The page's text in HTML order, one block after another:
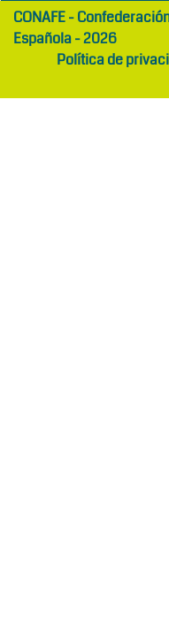
girls
abaya
maltepe
otelCONAFE -
Española - 2026
Política de